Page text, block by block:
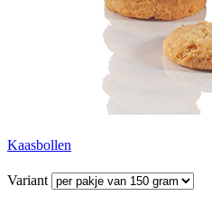
Kaasbollen
Variant